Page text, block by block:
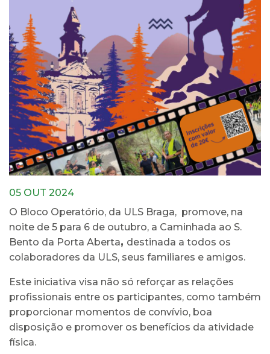
05 OUT 2024
O Bloco Operatório, da ULS Braga, promove, na
noite de 5 para 6 de outubro, a Caminhada ao S.
Bento da Porta Aberta, destinada a todos os
colaboradores da ULS, seus familiares e amigos.
Este iniciativa visa não só reforçar as relações
profissionais entre os participantes, como também
proporcionar momentos de convívio, boa
disposição e promover os benefícios da atividade
física.